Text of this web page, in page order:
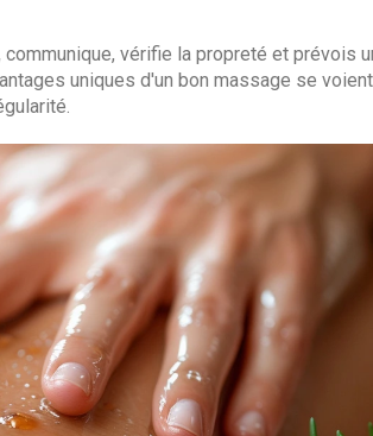
vérifie la propreté et prévois
uniques d'un bon massage se voient